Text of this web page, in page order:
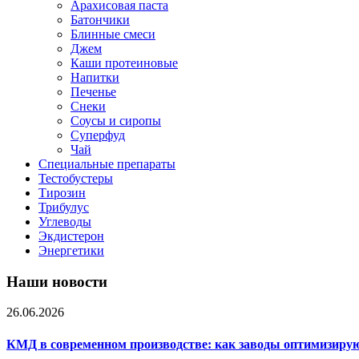
Арахисовая паста
Батончики
Блинные смеси
Джем
Каши протеиновые
Напитки
Печенье
Снеки
Соусы и сиропы
Суперфуд
Чай
Специальные препараты
Тестобустеры
Тирозин
Трибулус
Углеводы
Экдистерон
Энергетики
Наши новости
26.06.2026
КМД в современном производстве: как заводы